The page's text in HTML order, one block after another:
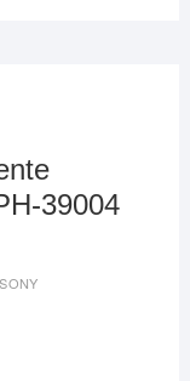
39004
SONY